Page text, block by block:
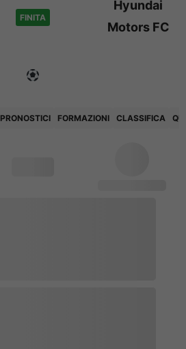
FINITA
Hyundai
Motors FC
PRONOSTICI FORMAZIONI CLASSIFICA